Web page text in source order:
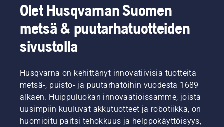
Olet Husqvarnan Suomen
metsä & puutarhatuotteiden
sivustolla
Husqvarna on kehittänyt innovatiivisia tuotteita
metsä-, puisto- ja puutarhatöihin vuodesta 1689
alkaen. Huippuluokan innovaatioissamme, joista
uusimpiin kuuluvat akkutuotteet ja robotiikka, on
huomioitu paitsi tehokkuus ja helppokäyttöisyys,